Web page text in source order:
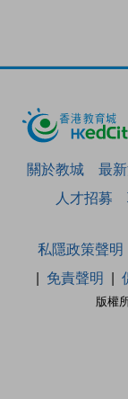
關於教城 最
人才招募
版權
私隱政策聲明
免責聲明